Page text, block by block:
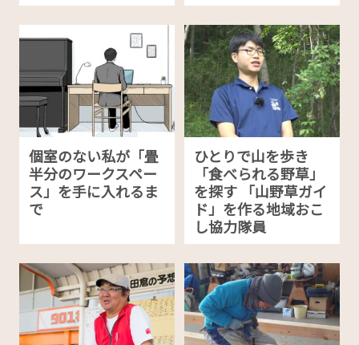
個室のない私が「畳
半分のワークスペー
ス」を手に入れるま
で
ひとりで山を歩き
「食べられる野草」
を探す 「山野草ガイ
ド」を作る地域おこ
し協力隊員